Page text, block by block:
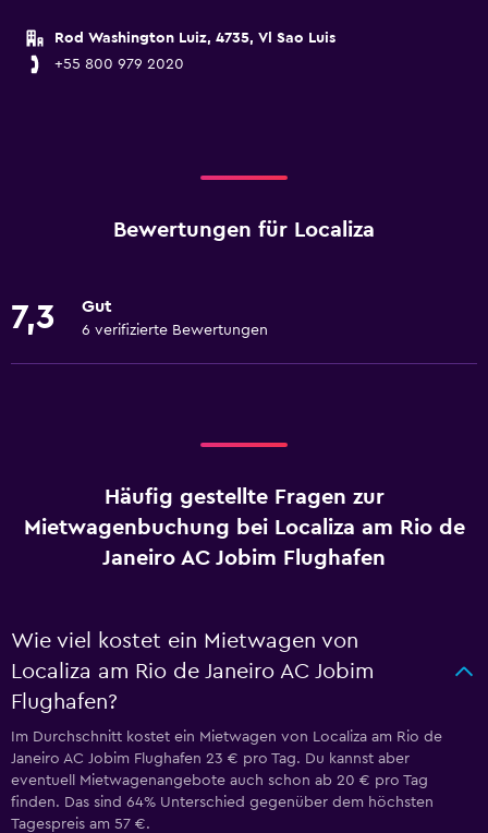
Rod Washington Luiz, 4735, Vl Sao Luis
+55 800 979 2020
Bewertungen für Localiza
7,3 Gut
6 verifizierte Bewertungen
Häufig gestellte Fragen zur
Mietwagenbuchung bei Localiza am Rio de
Janeiro AC Jobim Flughafen
Wie viel kostet ein Mietwagen von
Localiza am Rio de Janeiro AC Jobim
Flughafen?
Im Durchschnitt kostet ein Mietwagen von Localiza am Rio de
Janeiro AC Jobim Flughafen 23 € pro Tag. Du kannst aber
eventuell Mietwagenangebote auch schon ab 20 € pro Tag
finden. Das sind 64% Unterschied gegenüber dem höchsten
Tagespreis am 57 €.